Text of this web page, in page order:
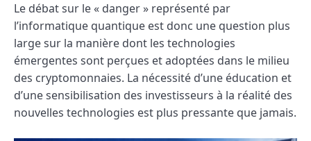
Le débat sur le « danger » représenté par
l’informatique quantique est donc une question plus
large sur la manière dont les technologies
émergentes sont perçues et adoptées dans le milieu
des cryptomonnaies. La nécessité d’une éducation et
d’une sensibilisation des investisseurs à la réalité des
nouvelles technologies est plus pressante que jamais.